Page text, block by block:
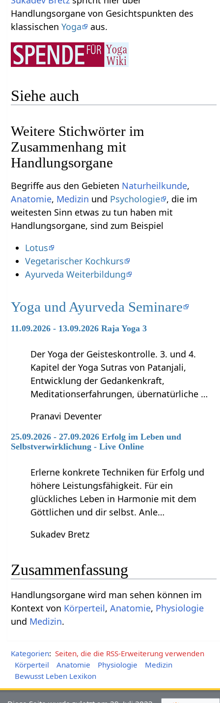
Handlungsorgane‏‎ von Gesichtspunkten des
klassischenYoga aus.
Siehe auch
Weitere Stichwörter im
Zusammenhang mit
Begriffe aus den Gebieten Naturheilkunde,
Anatomie, Medizin und Psychologie , die im
weitesten Sinn etwas zu tun haben mit
Handlungsorgane‏‎, sind zum Beispiel
Lotus
Vegetarischer Kochkurs
Ayurveda Weiterbildung
Yoga und Ayurveda Seminare
11.09.2026 - 13.09.2026 Raja Yoga 3
Der Yoga der Geisteskontrolle. 3. und 4.
Kapitel der Yoga Sutras von Patanjali,
Entwicklung der Gedankenkraft,
Meditationserfahrungen, übernatürliche …
Pranavi Deventer
25.09.2026 - 27.09.2026 Erfolg im Leben und
Selbstverwirklichung - Live Online
Erlerne konkrete Techniken für Erfolg und
höhere Leistungsfähigkeit. Für ein
glückliches Leben in Harmonie mit dem
Göttlichen und dir selbst. Anle…
Sukadev Bretz
Zusammenfassung
Handlungsorgane‏‎ wird man sehen können im
Kontext von Körperteil,Anatomie, Physiologie
und Medizin.
Kategorien: Seiten, die die RSS-Erweiterung verwenden
Körperteil
Anatomie Physiologie
Medizin
Bewusst Leben Lexikon